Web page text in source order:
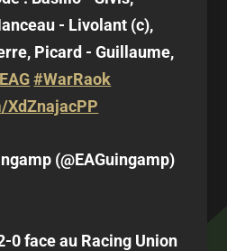
- Livolant (c),
Picard - Guillaume,
#WarRaok
(@EAGuingamp)
0 face au Racing Union